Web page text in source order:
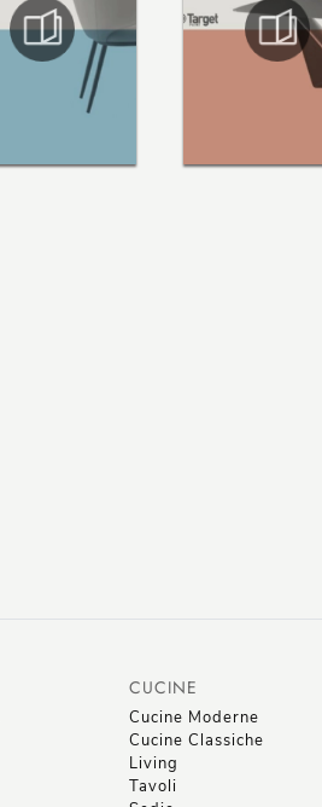
CUCINE
Cucine Moderne
Cucine Classiche
Living
Tavoli